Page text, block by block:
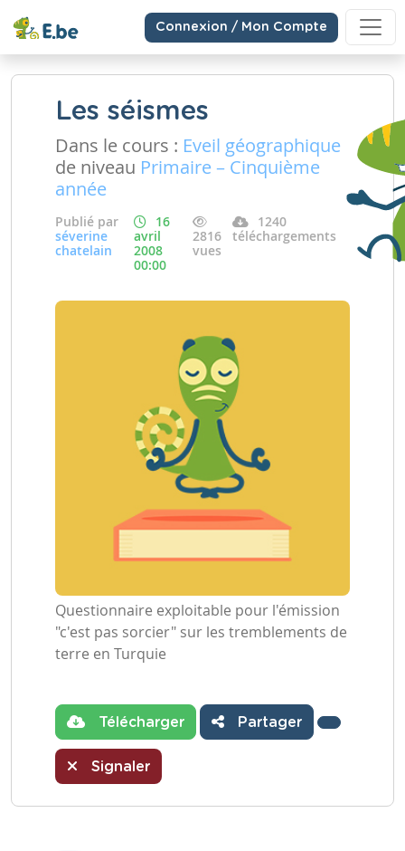
Connexion / Mon Compte
Les séismes
Dans le cours : Eveil géographique
de niveau Primaire – Cinquième
année
Publié par
séverine
chatelain
16
avril
2008
00:00
2816
vues
1240
téléchargements
Questionnaire exploitable pour l'émission
"c'est pas sorcier" sur les tremblements de
terre en Turquie
Télécharger Partager
Signaler